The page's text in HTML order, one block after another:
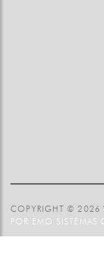
COPYRIGHT © 2026
POR EMO SISTEMAS